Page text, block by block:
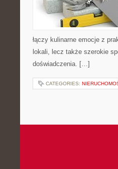
łączy kulinarne emocje z
lokali, lecz także szerokie
doświadczenia. […]
CATEGORIES: